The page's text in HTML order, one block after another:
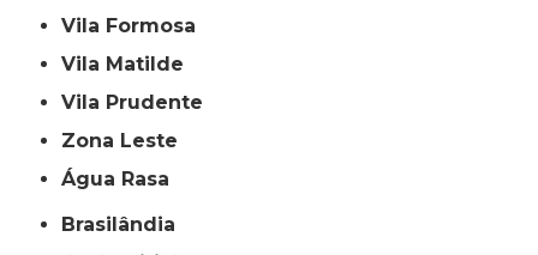
Vila Formosa
Vila Matilde
Vila Prudente
Zona Leste
Água Rasa
Brasilândia